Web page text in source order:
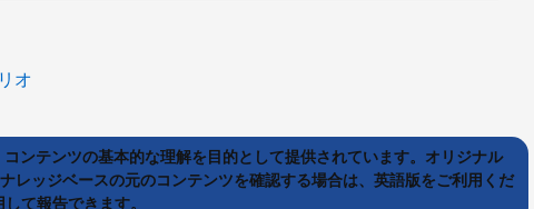
オ
ンテンツの基本的な理解を目的として提供されています。オリジナル
レッジベースの元のコンテンツを確認する場合は、英語版をご利用くだ
て報告できます。